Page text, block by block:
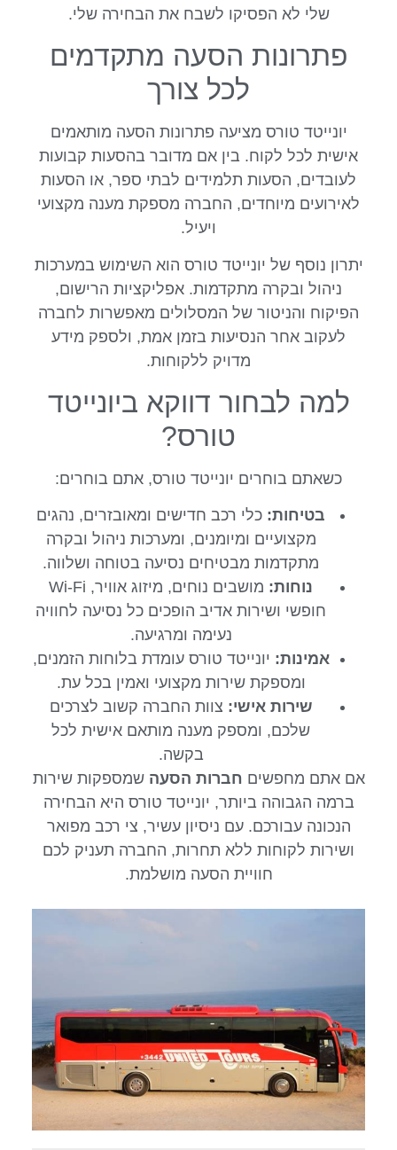
שלי לא הפסיקו לשבח את הבחירה שלי.
פתרונות הסעה מתקדמים
לכל צורך
יונייטד טורס מציעה פתרונות הסעה מותאמים
אישית לכל לקוח. בין אם מדובר בהסעות קבועות
לעובדים, הסעות תלמידים לבתי ספר, או הסעות
לאירועים מיוחדים, החברה מספקת מענה מקצועי
ויעיל.
יתרון נוסף של יונייטד טורס הוא השימוש במערכות
ניהול ובקרה מתקדמות. אפליקציות הרישום,
הפיקוח והניטור של המסלולים מאפשרות לחברה
לעקוב אחר הנסיעות בזמן אמת, ולספק מידע
מדויק ללקוחות.
למה לבחור דווקא ביונייטד
טורס?
כשאתם בוחרים יונייטד טורס, אתם בוחרים:
בטיחות: כלי רכב חדישים ומאובזרים, נהגים
מקצועיים ומיומנים, ומערכות ניהול ובקרה
מתקדמות מבטיחים נסיעה בטוחה ושלווה.
נוחות:
מושבים נוחים, מיזוג אוויר, Wi-Fi
חופשי ושירות אדיב הופכים כל נסיעה לחוויה
נעימה ומרגיעה.
אמינות: יונייטד טורס עומדת בלוחות הזמנים,
ומספקת שירות מקצועי ואמין בכל עת.
שירות אישי: צוות החברה קשוב לצרכים
שלכם, ומספק מענה מותאם אישית לכל
בקשה.
אם אתם מחפשים חברות הסעה שמספקות שירות
ברמה הגבוהה ביותר, יונייטד טורס היא הבחירה
הנכונה עבורכם. עם ניסיון עשיר, צי רכב מפואר
ושירות לקוחות ללא תחרות, החברה תעניק לכם
חוויית הסעה מושלמת.